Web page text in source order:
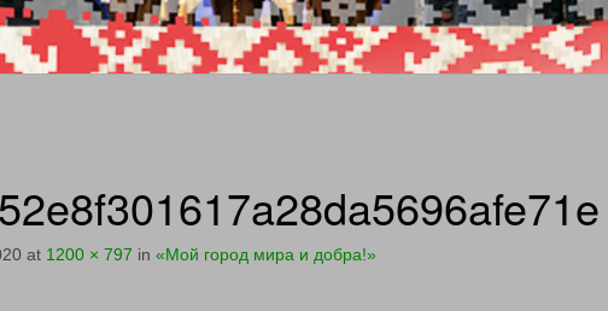
SKIP TO CONTENT
at 1200 × 797 in «Мой город мира и добра!»